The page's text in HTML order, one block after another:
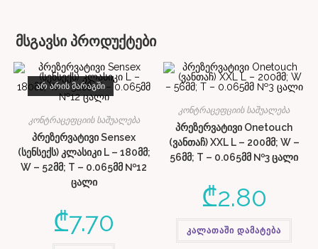
მსგავსი პროდუქტები
ᲐᲠ ᲐᲠᲘᲡ ᲛᲐᲠᲐᲒᲨᲘ
კონტრაცეფციის საშუალება
პრეზერვატივი Sensex
(სენსექს) კლასიკი L – 180მმ;
W – 52მმ; T – 0.065მმ №12
ცალი
₾7.70
კონტრაცეფციის საშუალება
პრეზერვატივი Onetouch
(ვანთაჩ) XXL L – 200მმ; W –
56მმ; T – 0.065მმ №3 ცალი
₾2.80
კალათაში დამატება